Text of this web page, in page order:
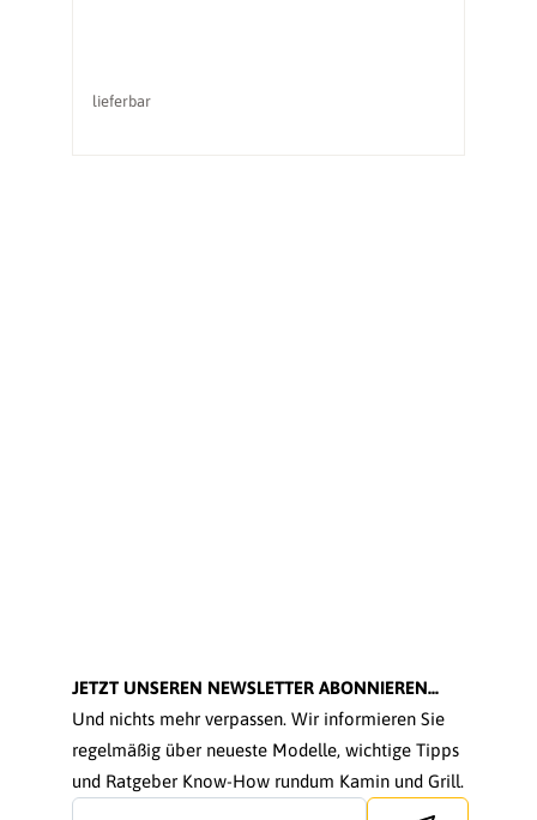
lieferbar
JETZT UNSEREN NEWSLETTER ABONNIEREN...
Und nichts mehr verpassen. Wir informieren Sie
regelmäßig über neueste Modelle, wichtige Tipps
und Ratgeber Know-How rundum Kamin und Grill.